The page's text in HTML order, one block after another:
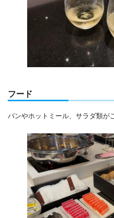
フード
パンやホットミール、サラダ類が